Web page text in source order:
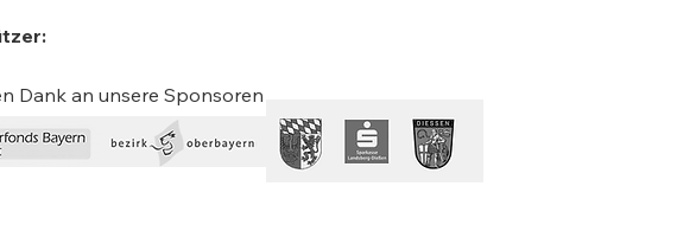
Philipp Luidl, Schriftsteller
Dank an unsere Sponsoren